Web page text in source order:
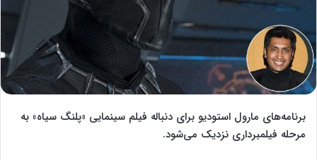
X ی
ل
برنامه‌های مارول استودیو برای دنباله فیلم سینمایی «پلنگ سیاه» به
مرحله فیلمبرداری نزدیک می‌شود.